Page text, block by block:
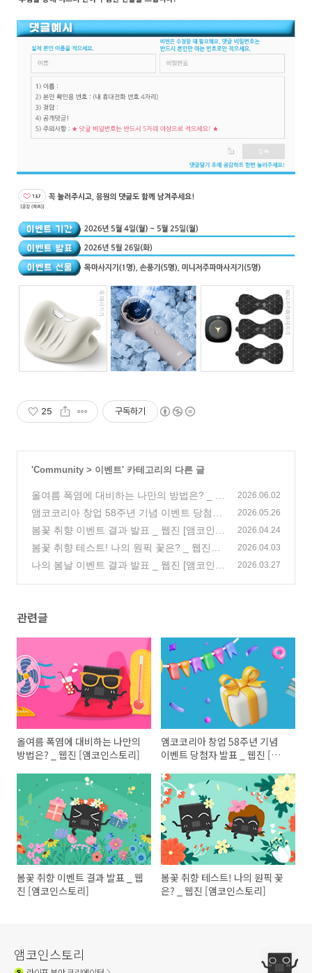
25 구독하기
'Community > 이벤트' 카테고리의 다른 글
올여름 폭염에 대비하는 나만의 방법은? _ 웹
진 [앰코인스토리]
(219)
2026.06.02
앰코코리아 창업 58주년 기념 이벤트 당첨자
발표 _ 웹진 [앰코인스토리]
(1)
2026.05.26
봄꽃 취향 이벤트 결과 발표 _ 웹진 [앰코인스
토리]
(2)
2026.04.24
봄꽃 취향 테스트! 나의 원픽 꽃은? _ 웹진
[앰코인스토리]
(356)
2026.04.03
나의 봄날 이벤트 결과 발표 _ 웹진 [앰코인스
2026.03.27
관련글
올여름 폭염에 대비하는 나만의
방법은? _ 웹진 [앰코인스토리]
앰코코리아 창업 58주년 기념
이벤트 당첨자 발표 _ 웹진 [앰
봄꽃 취향 이벤트 결과 발표 _ 웹
진 [앰코인스토리]
봄꽃 취향 테스트! 나의 원픽 꽃
은? _ 웹진 [앰코인스토리]
앰코인스토리